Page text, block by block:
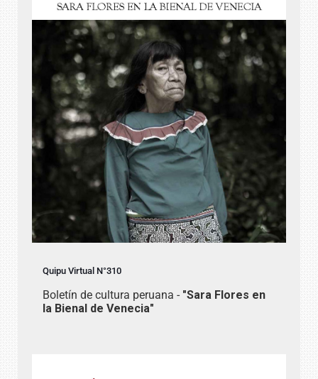
Quipu Virtual N°310
Boletín de cultura peruana - "Sara Flores en
la Bienal de Venecia"